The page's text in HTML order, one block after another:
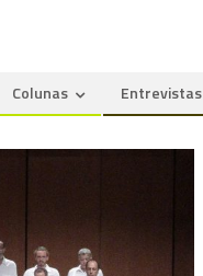
Colunas Entrevistas